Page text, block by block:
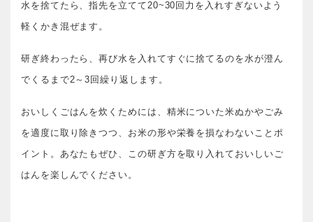
水を捨てたら、指先を立てて20~30回力を入れすぎないよう
軽くかき混ぜます。
研ぎ終わったら、再び水を入れてすぐに捨てるのを水が澄ん
でくるまで2～3回繰り返します。
おいしくごはんを炊くためには、精米についた米ぬかやごみ
を適度に取り除きつつ、お米の形や栄養を損なわないことポ
イント。あなたもぜひ、この研ぎ方を取り入れておいしいご
はんを楽しんでください。